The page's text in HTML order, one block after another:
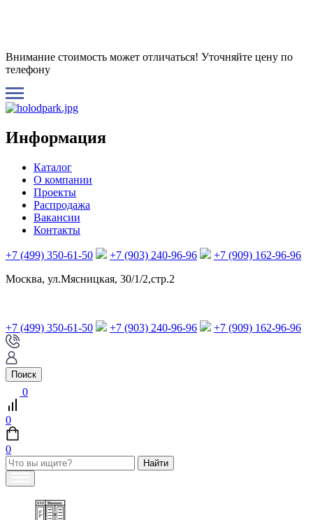
Внимание стоимость может отличаться! Уточняйте цену по
телефону
Информация
Каталог
О компании
Проекты
Распродажа
Вакансии
Контакты
+7 (499) 350-61-50 +7 (903) 240-96-96
+7 (909) 162-96-96
Москва, ул.Мясницкая, 30/1/2,стр.2
+7 (499) 350-61-50 +7 (903) 240-96-96 +7 (909) 162-96-96
Поиск
0
0
0